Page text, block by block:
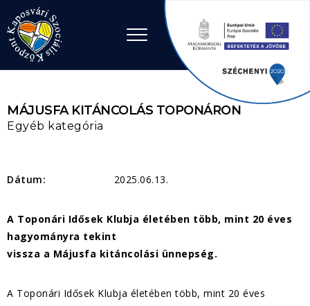
Ugrás a tartalomhoz
MÁJUSFA KITÁNCOLÁS TOPONÁRON
Egyéb kategória
Dátum: 2025.06.13.
A Toponári Idősek Klubja életében több, mint 20 éves
hagyományra tekint
vissza a Májusfa kitáncolási ünnepség.
A Toponári Idősek Klubja életében több, mint 20 éves